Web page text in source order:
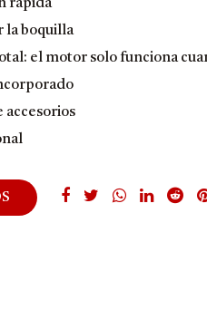
rápida
la boquilla
el motor solo funciona
accesorios